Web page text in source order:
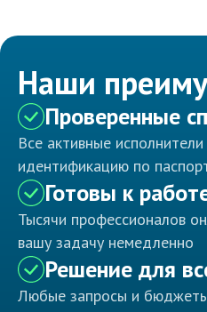
Наши
Проверенные
Все активные
идентификацию по
Готовы к
Тысячи профессионалов
вашу задачу немедленно
Решение для
Любые запросы и